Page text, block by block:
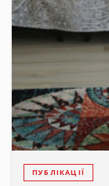
ПУБЛІКАЦІЇ